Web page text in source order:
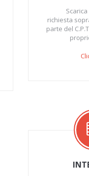
richiesta
parte del